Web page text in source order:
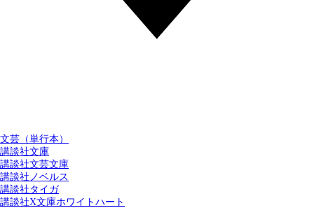
文芸（単行本）
講談社文庫
講談社文芸文庫
講談社ノベルス
講談社タイガ
講談社X文庫ホワイトハート